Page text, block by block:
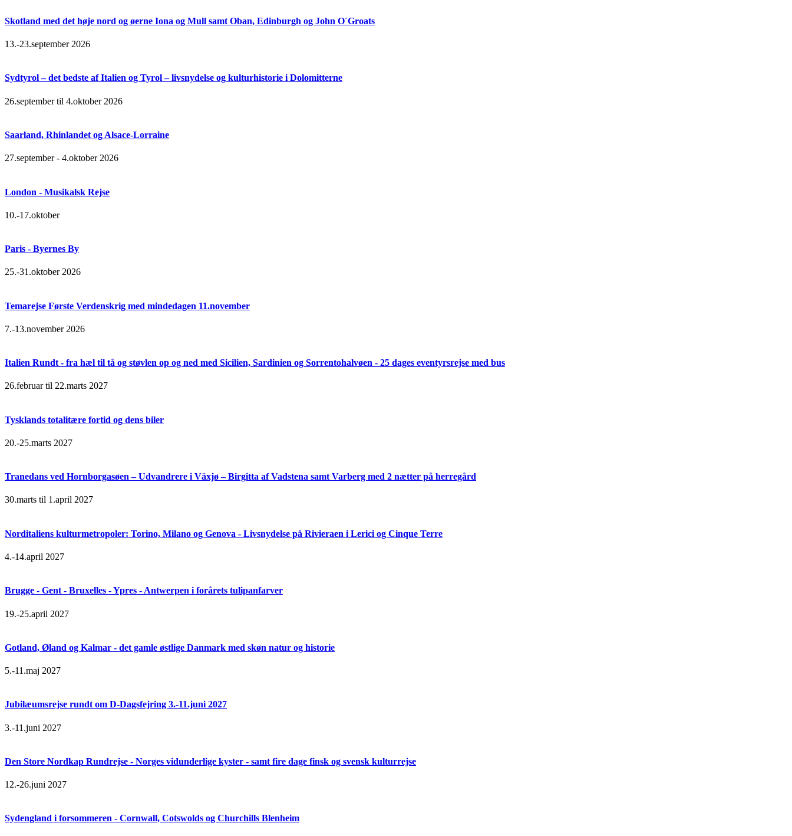
Skotland med det høje nord og øerne Iona og Mull samt Oban, Edinburgh og John O´Groats
13.-23.september 2026
Sydtyrol – det bedste af Italien og Tyrol – livsnydelse og kulturhistorie i Dolomitterne
26.september til 4.oktober 2026
Saarland, Rhinlandet og Alsace-Lorraine
27.september - 4.oktober 2026
London - Musikalsk Rejse
10.-17.oktober
Paris - Byernes By
25.-31.oktober 2026
Temarejse Første Verdenskrig med mindedagen 11.november
7.-13.november 2026
Italien Rundt - fra hæl til tå og støvlen op og ned med Sicilien, Sardinien og Sorrentohalvøen - 25 dages eventyrsrejse med bus
26.februar til 22.marts 2027
Tysklands totalitære fortid og dens biler
20.-25.marts 2027
Tranedans ved Hornborgasøen – Udvandrere i Växjø – Birgitta af Vadstena samt Varberg med 2 nætter på herregård
30.marts til 1.april 2027
Norditaliens kulturmetropoler: Torino, Milano og Genova - Livsnydelse på Rivieraen i Lerici og Cinque Terre
4.-14.april 2027
Brugge - Gent - Bruxelles - Ypres - Antwerpen i forårets tulipanfarver
19.-25.april 2027
Gotland, Øland og Kalmar - det gamle østlige Danmark med skøn natur og historie
5.-11.maj 2027
Jubilæumsrejse rundt om D-Dagsfejring 3.-11.juni 2027
3.-11.juni 2027
Den Store Nordkap Rundrejse - Norges vidunderlige kyster - samt fire dage finsk og svensk kulturrejse
12.-26.juni 2027
Sydengland i forsommeren - Cornwall, Cotswolds og Churchills Blenheim